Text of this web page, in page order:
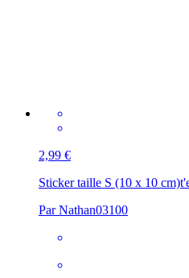
2,99 €
Sticker taille S (10 x 10 cm)
Par Nathan03100